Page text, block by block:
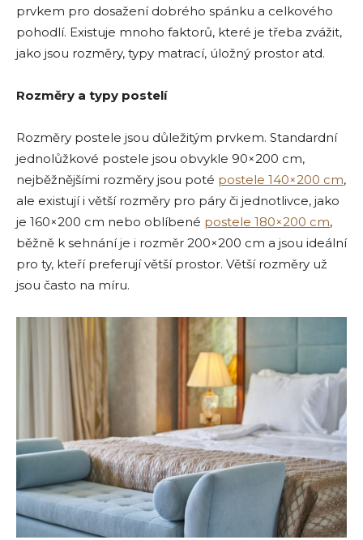
prvkem pro dosažení dobrého spánku a celkového
pohodlí. Existuje mnoho faktorů, které je třeba zvážit,
jako jsou rozměry, typy matrací, úložný prostor atd.
Rozměry a typy postelí
Rozměry postele jsou důležitým prvkem. Standardní
jednolůžkové postele jsou obvykle 90×200 cm,
nejběžnějšími rozměry jsou poté postele 140×200 cm,
ale existují i větší rozměry pro páry či jednotlivce, jako
je 160×200 cm nebo oblíbené postele 180×200 cm,
běžně k sehnání je i rozměr 200×200 cm a jsou ideální
pro ty, kteří preferují větší prostor. Větší rozměry už
jsou často na míru.